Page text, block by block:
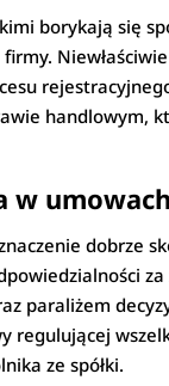
borykają się
handlowym,
w
dobrze
paraliżem
regulującej
ze spółki.